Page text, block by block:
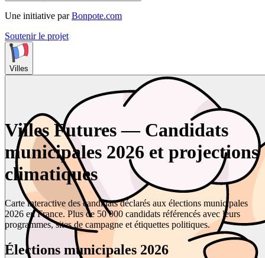
Une initiative par Bonpote.com
Soutenir le projet
Villes
Villes Futures — Candidats
municipales 2026 et projections
climatiques
Carte interactive des candidats déclarés aux élections municipales
2026 en France. Plus de 50 000 candidats référencés avec leurs
programmes, sites de campagne et étiquettes politiques.
Élections municipales 2026